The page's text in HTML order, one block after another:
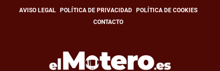
AVISO LEGAL POLÍTICA DE PRIVACIDAD
POLÍTICA DE COOKIES
CONTACTO